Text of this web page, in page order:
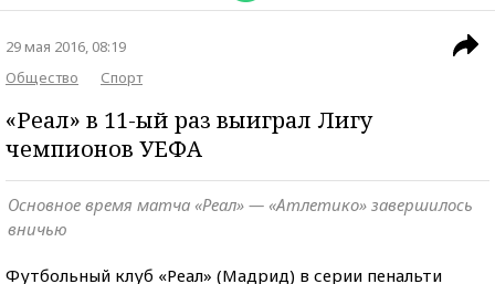
29 мая 2016, 08:19
Общество
Спорт
«Реал» в 11-ый раз выиграл Лигу
чемпионов УЕФА
Основное время матча «Реал» — «Атлетико» завершилось
вничью
Футбольный клуб «Реал» (Мадрид) в серии пенальти